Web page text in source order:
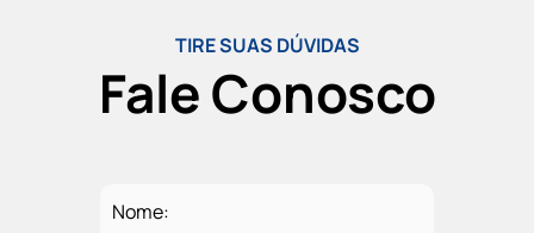
TIRE SUAS DÚVIDAS
Fale Conosco
Nome: